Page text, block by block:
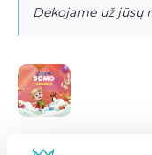
Dėkojame už jūsų